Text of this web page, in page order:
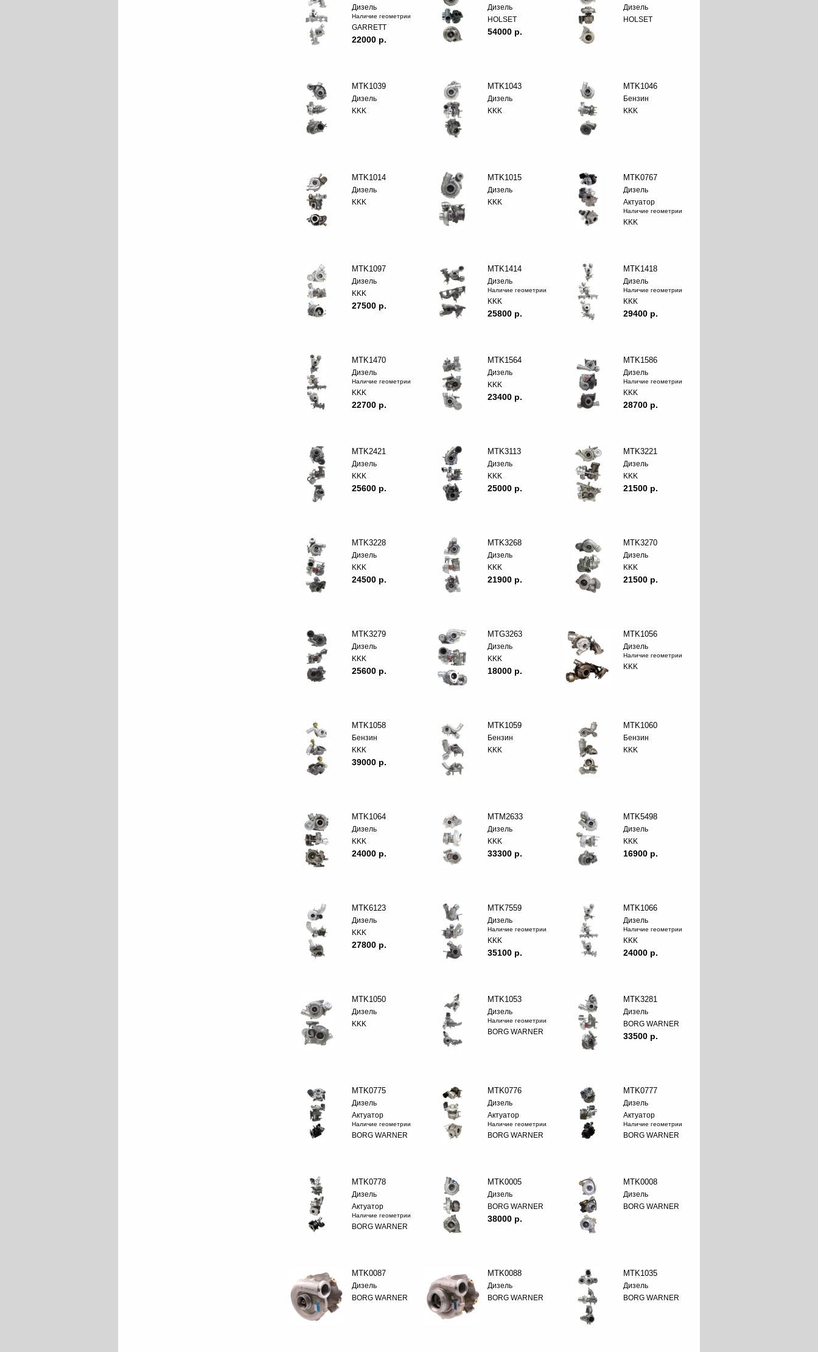
Дизель
Наличие геометрии
GARRETT
22000 p.
Дизель
HOLSET
54000 p.
Дизель
HOLSET
MTK1039
Дизель
KKK
MTK1043
Дизель
KKK
MTK1046
Бензин
KKK
MTK1014
Дизель
KKK
MTK1015
Дизель
KKK
MTK0767
Дизель
Актуатор
Наличие геометрии
KKK
MTK1097
Дизель
KKK
27500 p.
MTK1414
Дизель
Наличие геометрии
KKK
25800 p.
MTK1418
Дизель
Наличие геометрии
KKK
29400 p.
MTK1470
Дизель
Наличие геометрии
KKK
22700 p.
MTK1564
Дизель
KKK
23400 p.
MTK1586
Дизель
Наличие геометрии
KKK
28700 p.
MTK2421
Дизель
KKK
25600 p.
MTK3113
Дизель
KKK
25000 p.
MTK3221
Дизель
KKK
21500 p.
MTK3228
Дизель
KKK
24500 p.
MTK3268
Дизель
KKK
21900 p.
MTK3270
Дизель
KKK
21500 p.
MTK3279
Дизель
KKK
25600 p.
MTG3263
Дизель
KKK
18000 p.
MTK1056
Дизель
Наличие геометрии
KKK
MTK1058
Бензин
KKK
39000 p.
MTK1059
Бензин
KKK
MTK1060
Бензин
KKK
MTK1064
Дизель
KKK
24000 p.
MTM2633
Дизель
KKK
33300 p.
MTK5498
Дизель
KKK
16900 p.
MTK6123
Дизель
KKK
27800 p.
MTK7559
Дизель
Наличие геометрии
KKK
35100 p.
MTK1066
Дизель
Наличие геометрии
KKK
24000 p.
MTK1050
Дизель
KKK
MTK1053
Дизель
Наличие геометрии
BORG WARNER
MTK3281
Дизель
BORG WARNER
33500 p.
MTK0775
Дизель
Актуатор
Наличие геометрии
BORG WARNER
MTK0776
Дизель
Актуатор
Наличие геометрии
BORG WARNER
MTK0777
Дизель
Актуатор
Наличие геометрии
BORG WARNER
MTK0778
Дизель
Актуатор
Наличие геометрии
BORG WARNER
MTK0005
Дизель
BORG WARNER
38000 p.
MTK0008
Дизель
BORG WARNER
MTK0087
Дизель
BORG WARNER
MTK0088
Дизель
BORG WARNER
MTK1035
Дизель
BORG WARNER